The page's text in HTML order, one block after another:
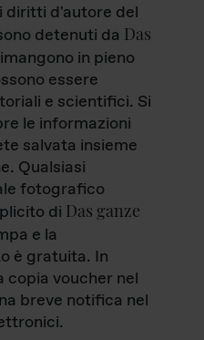
diritti d'autore del
detenuti da Das
in pieno
essere
e scientifici. Si
le informazioni
salvata insieme
Qualsiasi
fotografico
di Das ganze
e la
è gratuita. In
copia voucher nel
breve notifica nel